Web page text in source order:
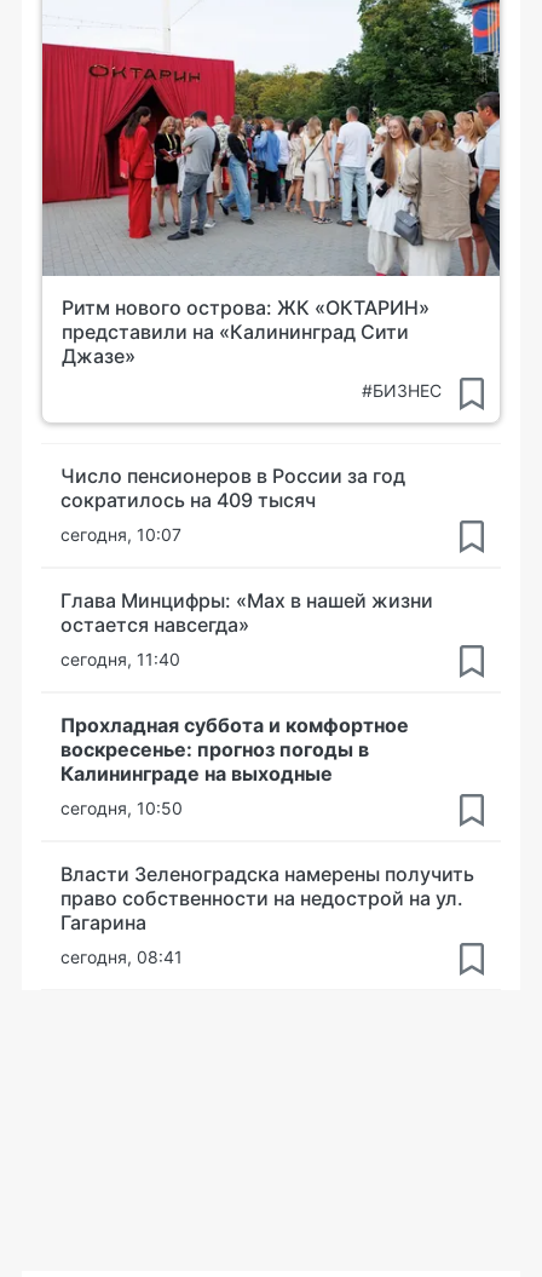
Ритм нового острова: ЖК «ОКТАРИН»
представили на «Калининград Сити
Джазе»
#БИЗНЕС
Число пенсионеров в России за год
сократилось на 409 тысяч
сегодня, 10:07
Глава Минцифры: «Мах в нашей жизни
остается навсегда»
сегодня, 11:40
Прохладная суббота и комфортное
воскресенье: прогноз погоды в
Калининграде на выходные
сегодня, 10:50
Власти Зеленоградска намерены получить
право собственности на недострой на ул.
Гагарина
сегодня, 08:41